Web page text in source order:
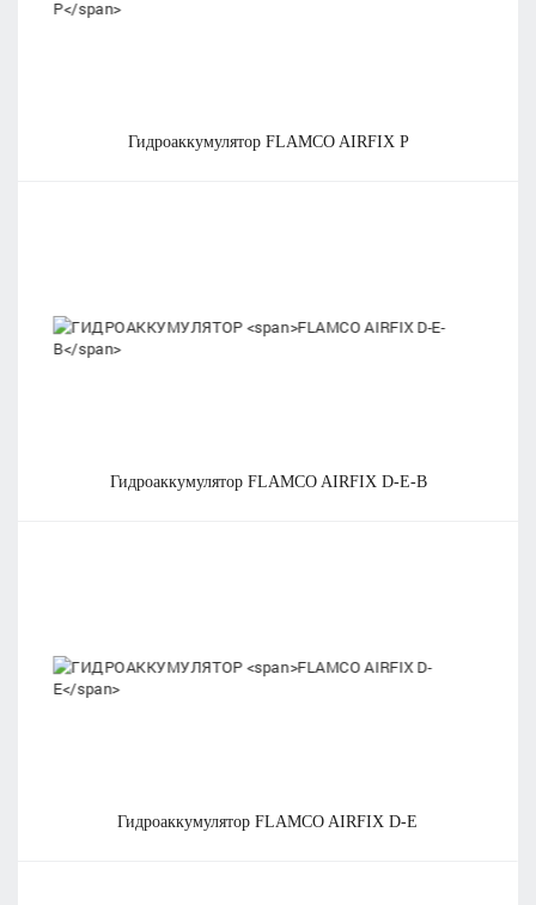
гидроаккумулятор FLAMCO AIRFIX P
гидроаккумулятор FLAMCO AIRFIX D-E-B
гидроаккумулятор FLAMCO AIRFIX D-E